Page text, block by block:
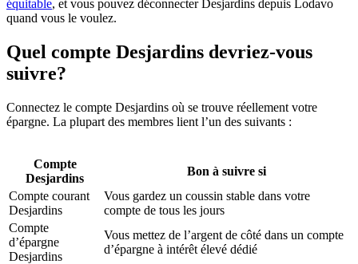
équitable, et vous pouvez déconnecter Desjardins depuis Lodavo
quand vous le voulez.
Quel compte Desjardins devriez-vous
suivre?
Connectez le compte Desjardins où se trouve réellement votre
épargne. La plupart des membres lient l’un des suivants :
Compte
Desjardins
Bon à suivre si
Compte courant
Desjardins
Vous gardez un coussin stable dans votre
compte de tous les jours
Compte
d’épargne
Desjardins
Vous mettez de l’argent de côté dans un compte
d’épargne à intérêt élevé dédié